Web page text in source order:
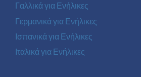
Γαλλικά για Ενήλικες
Γερμανικά για Ενήλικες
Ισπανικά για Ενήλικες
Ιταλικά για Ενήλικες